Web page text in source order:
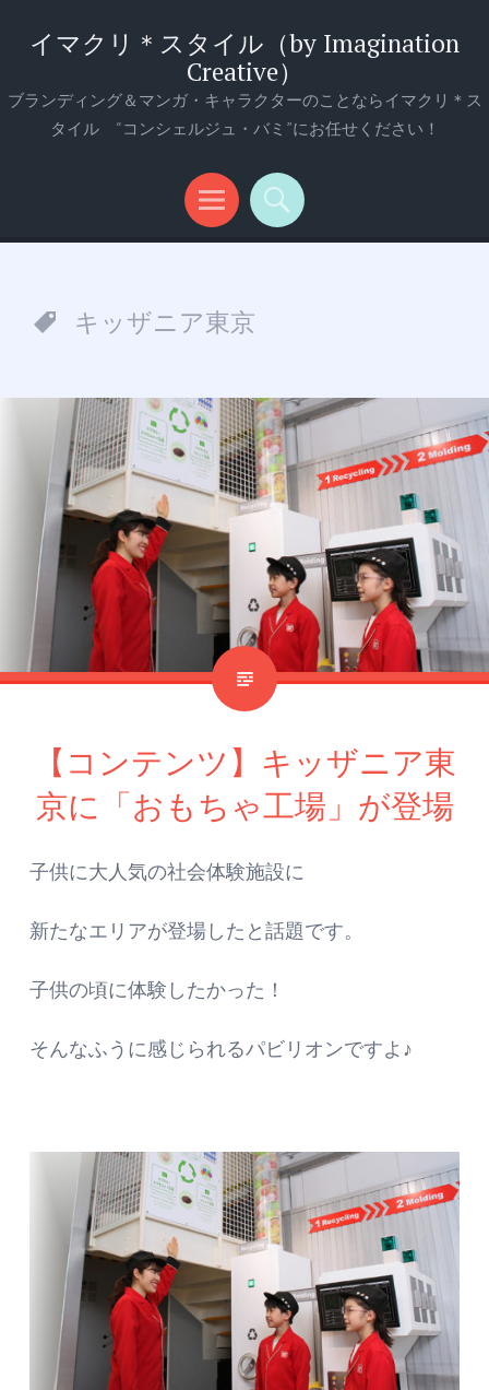
イマクリ＊スタイル（by Imagination
Creative）
ブランディング＆マンガ・キャラクターのことならイマクリ＊ス
タイル “コンシェルジュ・バミ”にお任せください！
メ
検
キッザニア東京
【コンテンツ】キッザニア東
京に「おもちゃ工場」が登場
子供に大人気の社会体験施設に
新たなエリアが登場したと話題です。
子供の頃に体験したかった！
そんなふうに感じられるパビリオンですよ♪